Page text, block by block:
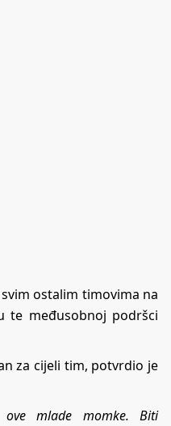
ostalim timovima na
te međusobnoj podršci
za cijeli tim, potvrdio je
ove mlade momke. Biti